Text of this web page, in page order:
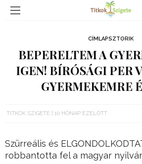
CÍMLAPSZTORIK
BEPERELTEM A
IGEN! BÍRÓSÁGI PER
GYERMEKEMRE
TITKOK SZIGETE 10 HÓNAP EZELŐTT
Szürreális és
robbantotta fel a magyar